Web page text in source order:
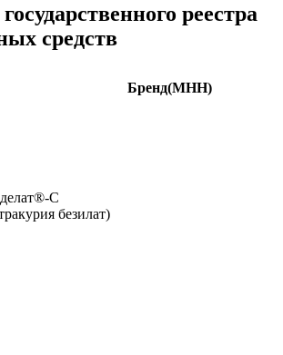
реестра
средств
Бренд(МНН)
С
безилат)